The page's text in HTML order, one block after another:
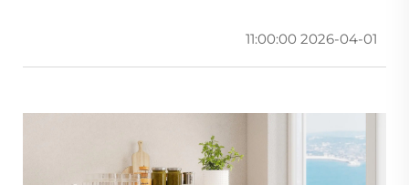
2026-04-01 11:00:00